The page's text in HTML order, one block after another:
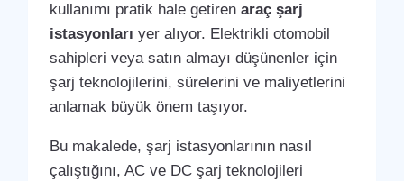
kullanımı pratik hale getiren araç şarj
istasyonları yer alıyor. Elektrikli otomobil
sahipleri veya satın almayı düşünenler için
şarj teknolojilerini, sürelerini ve maliyetlerini
anlamak büyük önem taşıyor.
Bu makalede, şarj istasyonlarının nasıl
çalıştığını, AC ve DC şarj teknolojileri